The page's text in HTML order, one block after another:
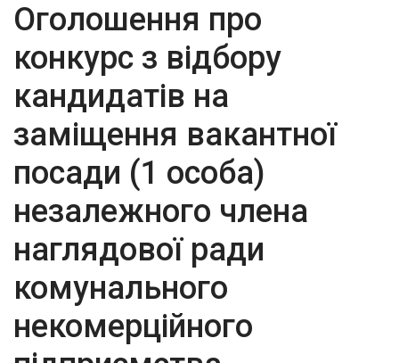
Оголошення про
конкурс з відбору
кандидатів на
заміщення вакантної
посади (1 особа)
незалежного члена
наглядової ради
комунального
некомерційного